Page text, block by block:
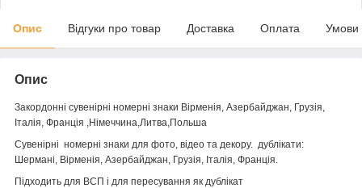
Опис Відгуки про товар Доставка Оплата Умови
Опис
Закордонні сувенірні номерні знаки Вірменія, Азербайджан, Грузія,
Італія, Франція ,Німеччина,Литва,Польша
Сувенірні номерні знаки для фото, відео та декору. дублікати:
Шермані, Вірменія, Азербайджан, Грузія, Італія, Франція.
Підходить для ВСП і для пересування як дублікат